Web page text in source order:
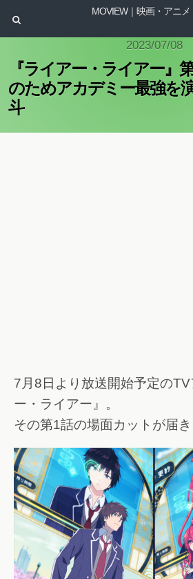
MOVIEW｜映画・アニメ
2023/07/08
『ライアー・ライアー』
のためアカデミー最強を
斗
7月8日より放送開始予定の
ー・ライアー』。
その第1話の場面カットが届き